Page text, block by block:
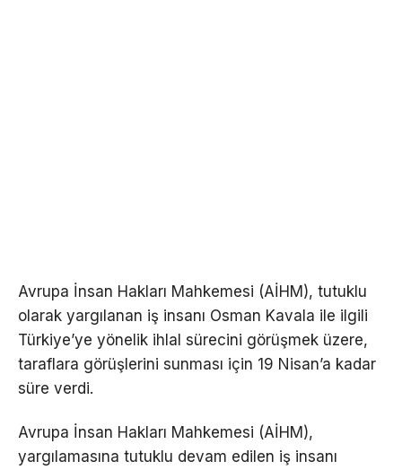
Avrupa İnsan Hakları Mahkemesi (AİHM), tutuklu
olarak yargılanan iş insanı Osman Kavala ile ilgili
Türkiye’ye yönelik ihlal sürecini görüşmek üzere,
taraflara görüşlerini sunması için 19 Nisan’a kadar
süre verdi.
Avrupa İnsan Hakları Mahkemesi (AİHM),
yargılamasına tutuklu devam edilen iş insanı